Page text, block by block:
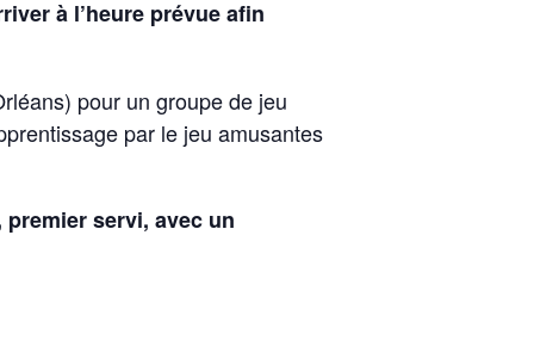
à l’heure prévue afin
pour un groupe de jeu
par le jeu amusantes
servi, avec un